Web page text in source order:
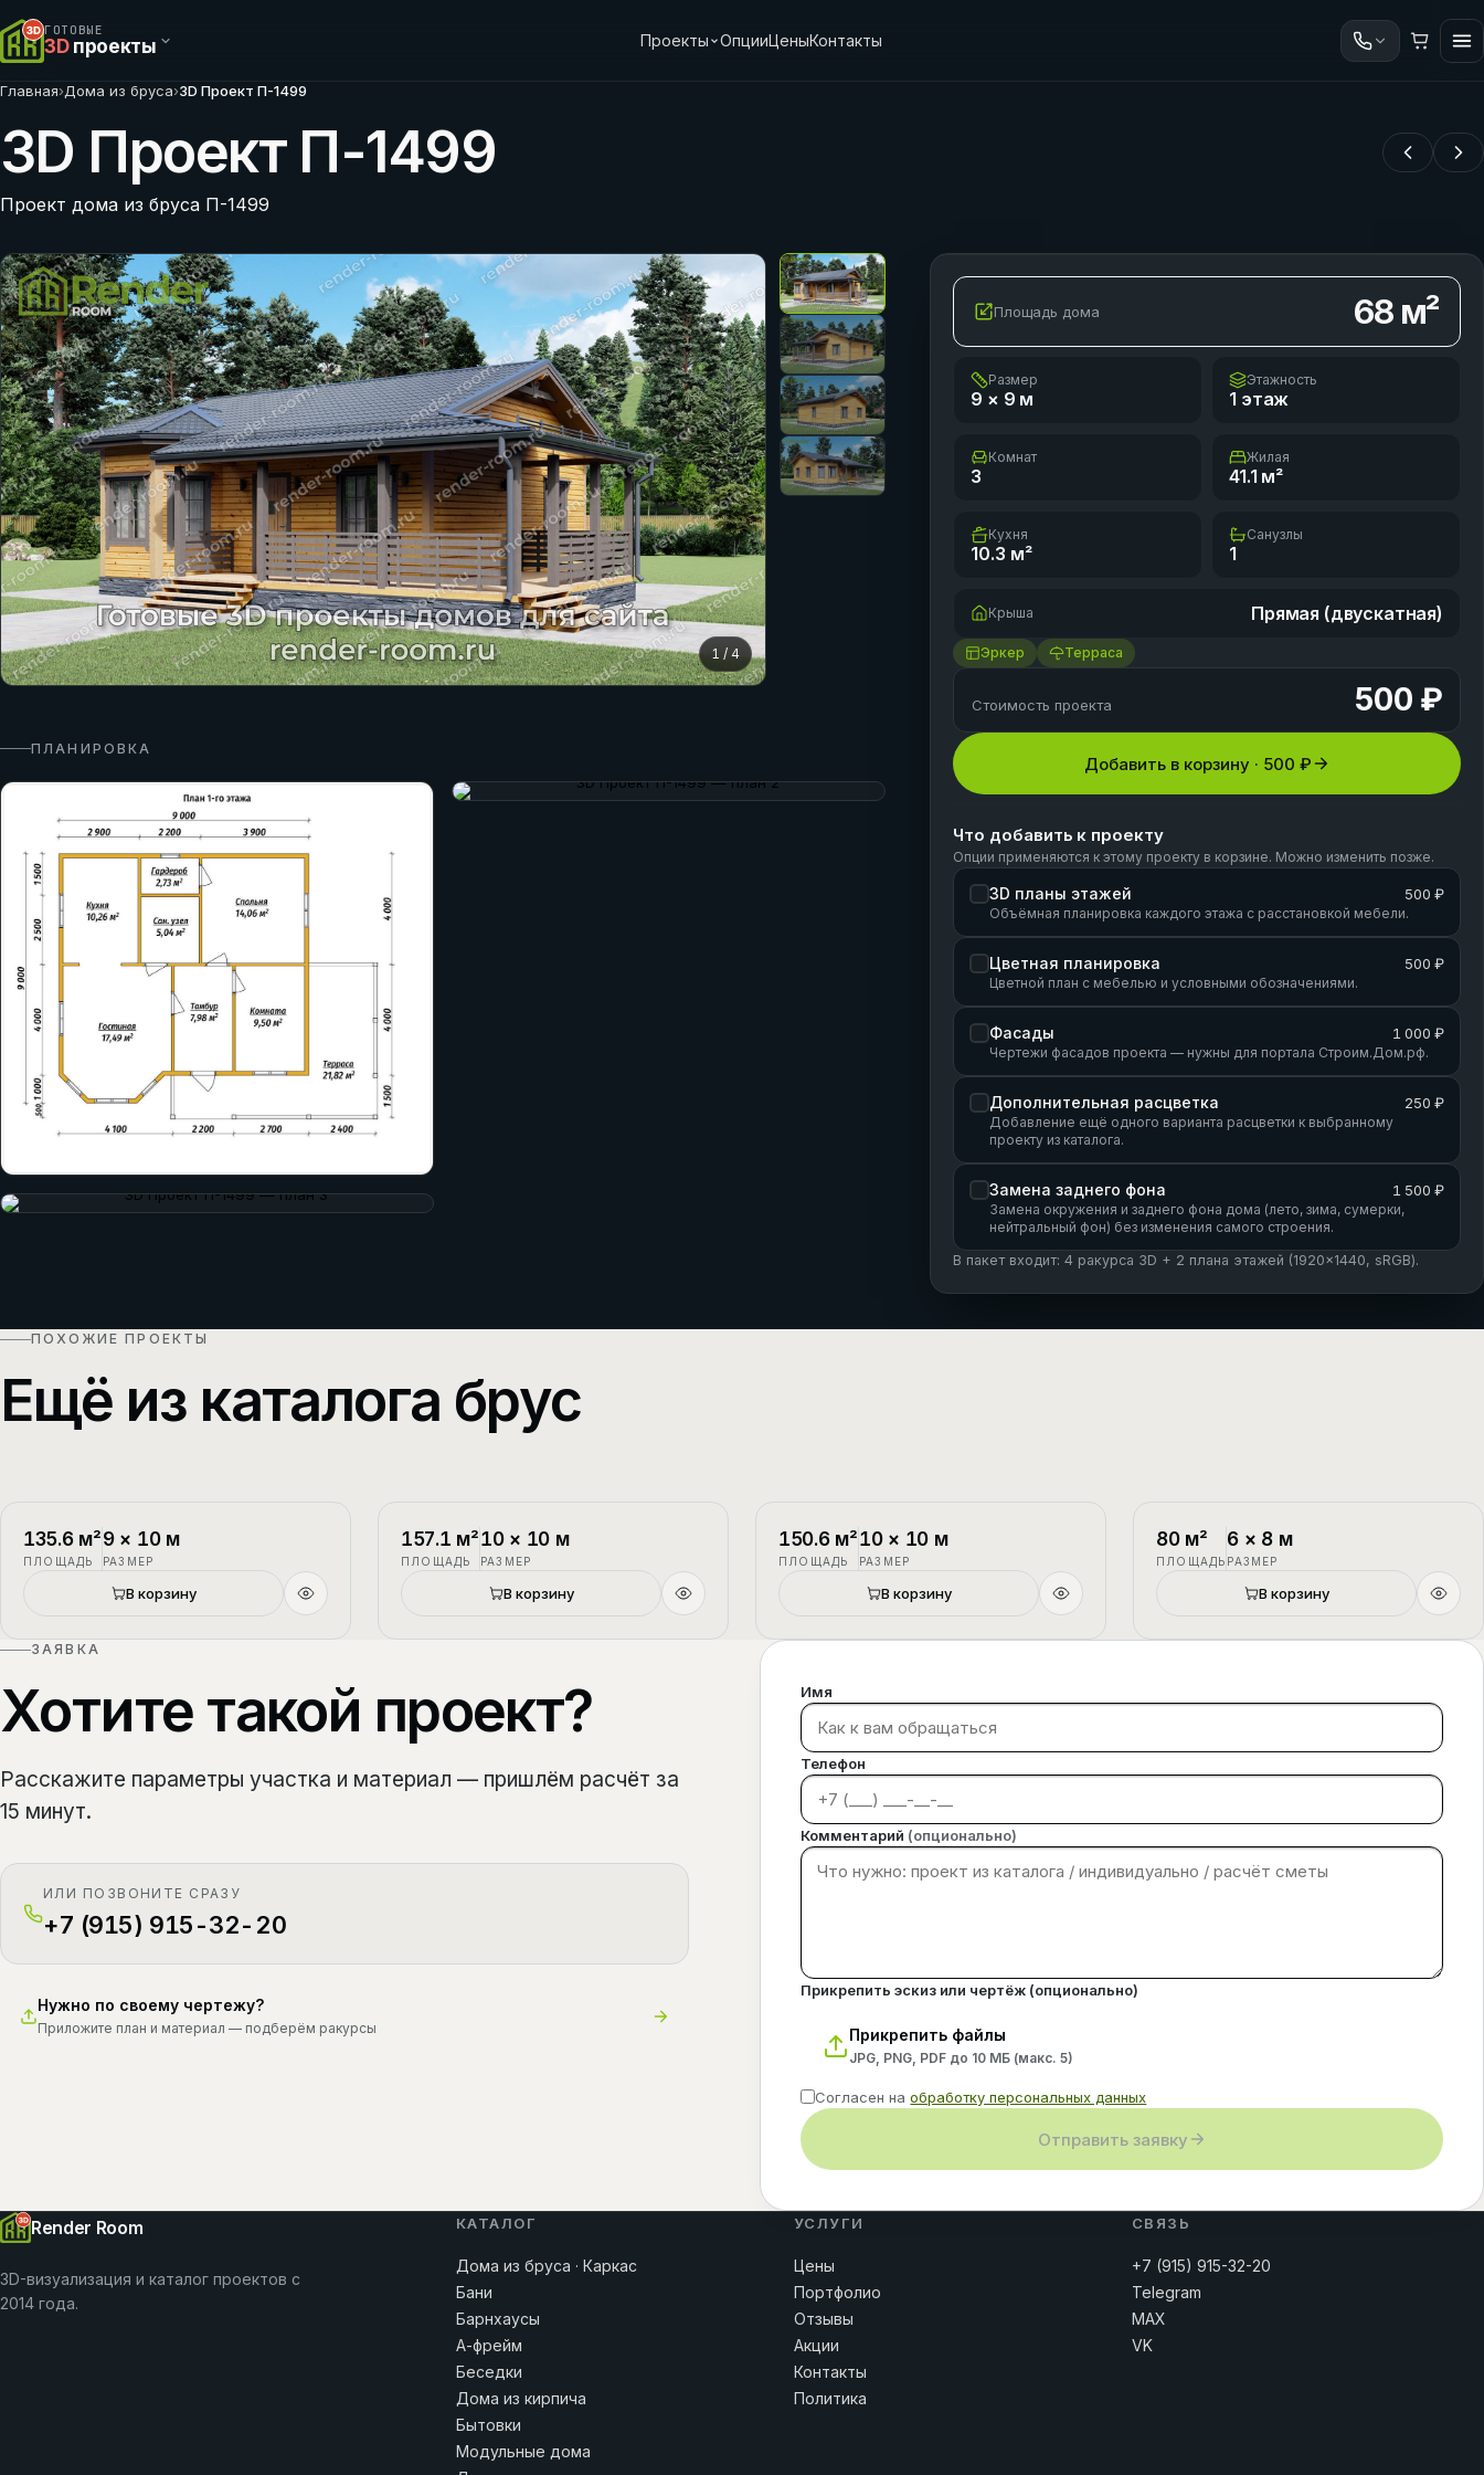
ГОТОВЫЕ
3Dпроекты Проекты ОпцииЦеныКонтакты
Главная›Дома из бруса›3D Проект П-1499
3D Проект П-1499
Проект дома из бруса П-1499
1 /4
ПЛАНИРОВКА
Площадь дома 68м²
Размер
9 × 9 м
Этажность
1 этаж
Комнат
3
Жилая
41.1 м²
Кухня
10.3 м²
Санузлы
1
Крыша Прямая (двускатная)
Эркер Терраса
Стоимость проекта 500 ₽
Добавить в корзину · 500 ₽
Что добавить к проекту
Опции применяются к этому проекту в корзине. Можно изменить позже.
3D планы этажей 500 ₽
Объёмная планировка каждого этажа с расстановкой мебели.
Цветная планировка 500 ₽
Цветной план с мебелью и условными обозначениями.
Фасады 1 000 ₽
Чертежи фасадов проекта — нужны для портала Строим.Дом.рф.
Дополнительная расцветка 250 ₽
Добавление ещё одного варианта расцветки к выбранному
проекту из каталога.
Замена заднего фона 1 500 ₽
Замена окружения и заднего фона дома (лето, зима, сумерки,
нейтральный фон) без изменения самого строения.
В пакет входит: 4 ракурса 3D + 2 плана этажей (1920×1440, sRGB).
ПОХОЖИЕ ПРОЕКТЫ
Ещё из каталога брус
П-1
Новый
135.6м²
ПЛОЩАДЬ
9× 10м
РАЗМЕР
В корзину
П-2
157.1 м²
ПЛОЩАДЬ
10× 10 м
РАЗМЕР
В корзину
П-3
150.6м²
ПЛОЩАДЬ
10× 10 м
РАЗМЕР
В корзину
П-4
80м²
ПЛОЩАДЬ
6 × 8 м
РАЗМЕР
В корзину
ЗАЯВКА
Хотите такой проект?
Расскажите параметры участка и материал — пришлём расчёт за
15 минут.
ИЛИ ПОЗВОНИТЕ СРАЗУ
+7 (915) 915-32-20
Нужно по своему чертежу?
Приложите план и материал — подберём ракурсы
Имя
Телефон
Комментарий (опционально)
Прикрепить эскиз или чертёж (опционально)
Прикрепить файлы
JPG, PNG, PDF до 10 МБ (макс.5)
Согласен наобработку персональных данных
Отправить заявку
Render Room
3D-визуализация и каталог проектов с
2014 года.
КАТАЛОГ
Дома из бруса · Каркас
Бани
Барнхаусы
А-фрейм
Беседки
Дома из кирпича
Бытовки
Модульные дома
УСЛУГИ
Цены
Портфолио
Отзывы
Акции
Контакты
Политика
СВЯЗЬ
+7 (915) 915-32-20
Telegram
MAX
VK